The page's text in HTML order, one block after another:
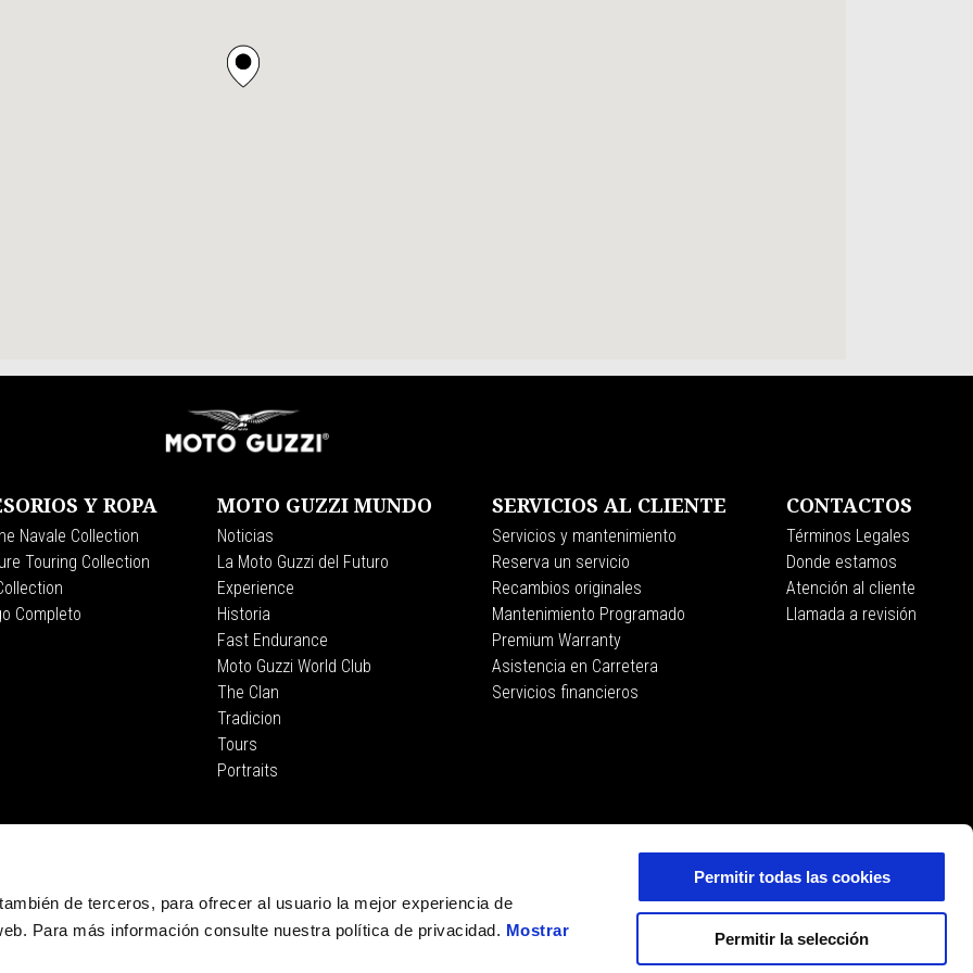
de terceros, para ofrecer al usuario la mejor experiencia de
Para más información consulte nuestra política de privacidad. Mostrar
Permitir todas las cookies
Permitir la selección
Y ROPA
Navale Collection
Touring Collection
Completo
MOTO GUZZI MUNDO
Noticias
La Moto Guzzi del Futuro
Experience
Historia
Fast Endurance
Moto Guzzi World Club
The Clan
Tradicion
Tours
Portraits
SERVICIOS AL CLIENTE
Servicios y mantenimiento
Reserva un servicio
Recambios originales
Mantenimiento Programado
Premium Warranty
Asistencia en Carretera
Servicios financieros
CONTACTOS
Términos Legales
Donde estamos
Atención al cliente
Llamada a revisión
Piaggio Group
El Museo Moto Guzzi